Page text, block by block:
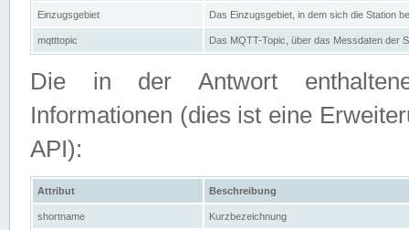
Einzugsgebiet Das Einzugsgebiet, in dem sich die Station
mqtttopic Das MQTT-Topic, über das Messdaten der
Die in der Antwort
Informationen (dies ist eine
API):
Attribut Beschreibung
shortname Kurzbezeichnung